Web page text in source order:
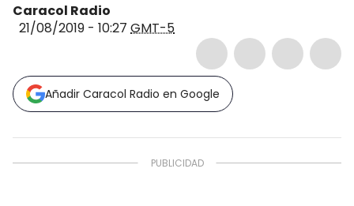
Caracol Radio
21/08/2019 - 10:27 GMT-5
Añadir Caracol Radio en Google